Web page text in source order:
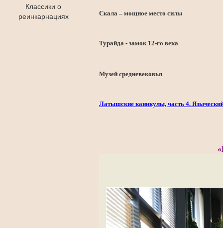
Классики о
реинкарнациях
Скала – мощное место силы
Турайда - замок 12-го века
Музей средневековья
Латышские каникулы, часть 4.